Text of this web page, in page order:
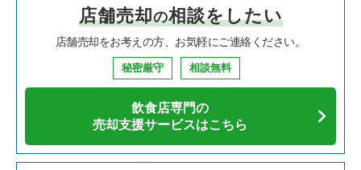
焼肉の居抜き売却物件の案件一覧
鉄板焼き・お好み焼の居抜き売却物件の案件一覧
カフェの居抜き売却物件の案件一覧
テイクアウトの居抜き売却物件の案件一覧
大阪府の飲食店の居抜き売却物件の案件一覧
兵庫県の飲食店の居抜き売却物件の案件一覧
愛知県の飲食店の居抜き売却物件の案件一覧
岐阜県の飲食店の居抜き売却物件の案件一覧
堺市中区の飲食店の居抜き売却物件の案件一覧
大阪市西区の飲食店の居抜き売却物件の案件一覧
大阪市福島区の飲食店の居抜き売却物件の案件一覧
豊中市の飲食店の居抜き売却物件の案件一覧
大阪府の中華の居抜き売却物件の案件一覧
大阪府のそば・うどんの居抜き売却物件の案件一覧
大阪府の焼肉の居抜き売却物件の案件一覧
大阪府の鉄板焼き・お好み焼の居抜き売却物件の案件一覧
豊中駅のカフェの居抜き売却物件の案件一覧
豊中駅の居酒屋・ダイニングバーの居抜き売却物件の案件一覧
豊中駅のその他の居抜き売却物件の案件一覧
店舗売却の相談をしたい
店舗売却をお考えの方、お気軽にご連絡ください。
秘密厳守 相談無料
飲食店専門の
売却支援サービスはこちら